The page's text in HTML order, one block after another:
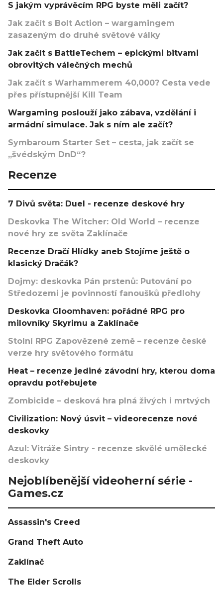
S jakým vyprávěcím RPG byste měli začít?
Jak začít s Bolt Action – wargamingem
zasazeným do druhé světové války
Jak začít s BattleTechem – epickými bitvami
obrovitých válečných mechů
Jak začít s Warhammerem 40,000? Cesta vede
přes přístupnější Kill Team
Wargaming poslouží jako zábava, vzdělání i
armádní simulace. Jak s ním ale začít?
Symbaroum Starter Set – cesta, jak začít se
„švédským DnD“?
Recenze
7 Divů světa: Duel - recenze deskové hry
Deskovka The Witcher: Old World – recenze
nové hry ze světa Zaklínače
Recenze Dračí Hlídky aneb Stojíme ještě o
klasický Dračák?
Dojmy: deskovka Pán prstenů: Putování po
Středozemi je povinností fanoušků předlohy
Deskovka Gloomhaven: pořádné RPG pro
milovníky Skyrimu a Zaklínače
Stolní RPG Zapovězené země – recenze české
verze hry světového formátu
Heat – recenze jediné závodní hry, kterou doma
opravdu potřebujete
Zombicide – desková hra plná živých i mrtvých
Civilization: Nový úsvit – videorecenze nové
deskovky
Azul: Vitráže Sintry - recenze skvělé umělecké
deskovky
Nejoblíbenější videoherní série -
Games.cz
Assassin's Creed
Grand Theft Auto
Zaklínač
The Elder Scrolls